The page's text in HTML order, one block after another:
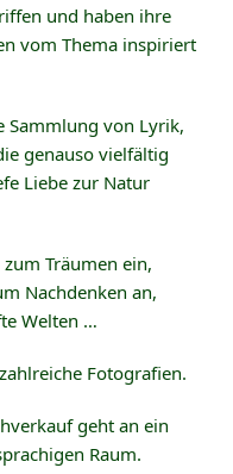
und haben ihre
vom Thema inspiriert
Sammlung von Lyrik,
genauso vielfältig
Liebe zur Natur
Träumen ein,
Nachdenken an,
Welten …
Fotografien.
geht an ein
Raum.